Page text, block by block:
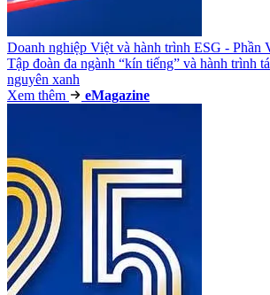
Doanh nghiệp Việt và hành trình ESG -
Tập đoàn đa ngành “kín tiếng” và hành trình
nguyên xanh
Xem thêm
eMagazine